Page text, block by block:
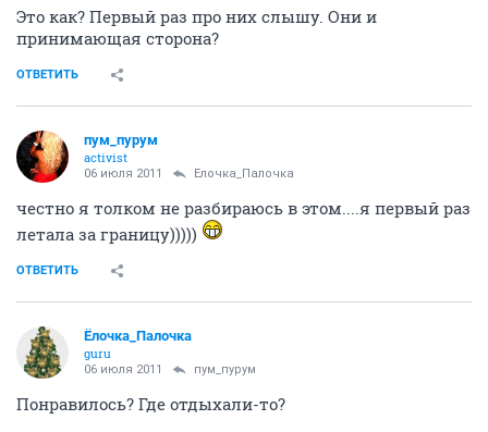
Это как? Первый раз про них слышу. Они и
принимающая сторона?
ОТВЕТИТЬ
пум_пурум
activist
06 июля 2011 Ёлочка_Палочка
честно я толком не разбираюсь в этом....я первый раз
летала за границу)))))
ОТВЕТИТЬ
Ёлочка_Палочка
guru
06 июля 2011 пум_пурум
Понравилось? Где отдыхали-то?